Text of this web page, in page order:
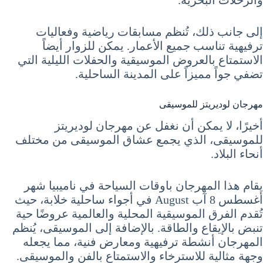
إلى جانب ذلك، تُنظم مسابقات رياضية وفعاليات
ترفيهية تناسب جميع الأعمار. يمكن للزوار أيضاً
الاستمتاع بالعروض الموسيقية والحفلات الليلية التي
تضفي جواً مميزاً على المدينة الساحلية.
مهرجان لوديريتز للموسيقى
أخيرًا، لا يمكن أن نغفل عن مهرجان لوديريتز
للموسيقى، الذي يجمع عشاق الموسيقى من مختلف
أنحاء البلاد.
يقام هذا المهرجان باوقات السياحة في ناميبيا شهر
أغسطس 8 آب August في أجواء ساحلية خلابة، حيث
تُقدم الفرق الموسيقية المحلية والعالمية عروضًا حية
تنبض بالإيقاع والطاقة. بالإضافة إلى الموسيقى، يُنظم
المهرجان أنشطة ترفيهية ومعارض فنية، مما يجعله
وجهة مثالية للاسترخاء والاستمتاع بالفن والموسيقى.